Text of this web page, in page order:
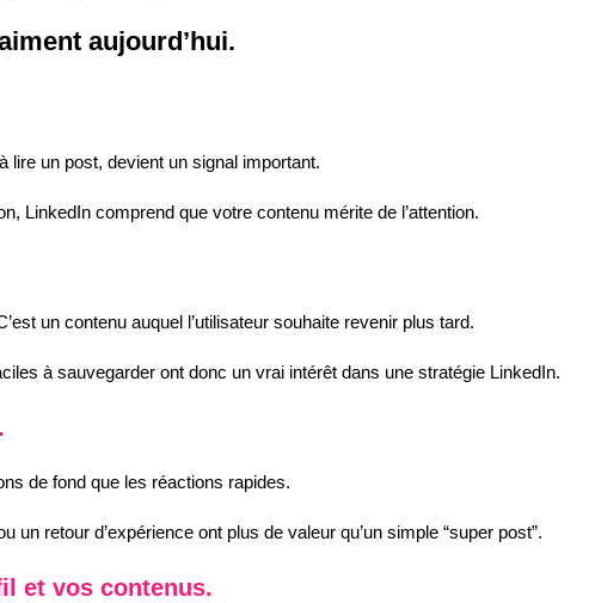
aujourd’hui.
lire un post, devient un signal important.
LinkedIn comprend que votre contenu mérite de l’attention.
un contenu auquel l’utilisateur souhaite revenir plus tard.
à sauvegarder ont donc un vrai intérêt dans une stratégie LinkedIn.
de fond que les réactions rapides.
un retour d’expérience ont plus de valeur qu’un simple “super post”.
et vos contenus.